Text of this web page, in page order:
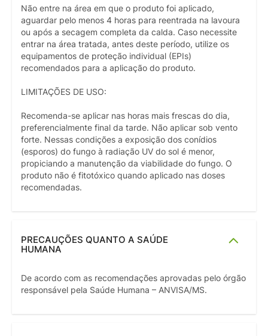
Não entre na área em que o produto foi aplicado,
aguardar pelo menos 4 horas para reentrada na lavoura
ou após a secagem completa da calda. Caso necessite
entrar na área tratada, antes deste período, utilize os
equipamentos de proteção individual (EPIs)
recomendados para a aplicação do produto.
LIMITAÇÕES DE USO:
Recomenda-se aplicar nas horas mais frescas do dia,
preferencialmente final da tarde. Não aplicar sob vento
forte. Nessas condições a exposição dos conídios
(esporos) do fungo à radiação UV do sol é menor,
propiciando a manutenção da viabilidade do fungo. O
produto não é fitotóxico quando aplicado nas doses
recomendadas.
PRECAUÇÕES QUANTO A SAÚDE
HUMANA
De acordo com as recomendações aprovadas pelo órgão
responsável pela Saúde Humana – ANVISA/MS.